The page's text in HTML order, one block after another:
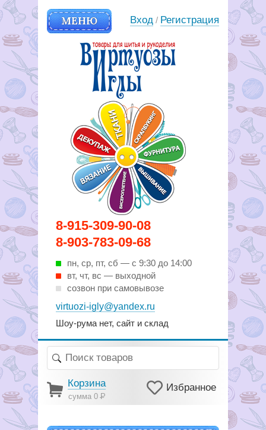
8-915-309-90-08
8-903-783-09-68
пн, ср, пт, cб — с 9:30 до 14:00
вт, чт, вс — выходной
созвон при самовывозе
virtuozi-igly@yandex.ru
Шоу-рума нет, сайт и склад
МЕНЮ
Вирутозы иглы. Товары для
шитья и рукоделья
Вход / Регистрация
Корзина
сумма 0Р
Избранное